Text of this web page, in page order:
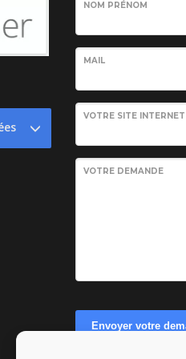
NOM PRÉNOM
MAIL
VOTRE SITE INTERNET
VOTRE DEMANDE
Envoyer votre